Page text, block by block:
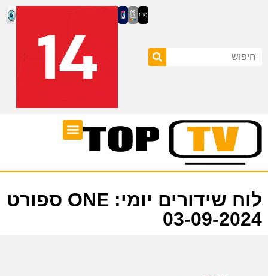
לוח שידורים יומי: ONE ספורט
03-09-2024